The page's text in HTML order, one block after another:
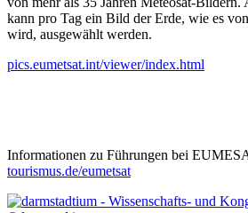
kann pro Tag ein Bild der Erde, wie es
wird, ausgewählt werden.
pics.eumetsat.int/viewer/index.html
Informationen zu Führungen bei
tourismus.de/eumetsat